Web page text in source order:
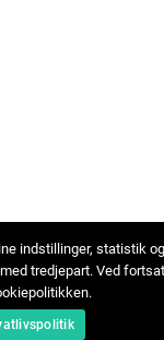
indstillinger, statistik
tredjepart. Ved